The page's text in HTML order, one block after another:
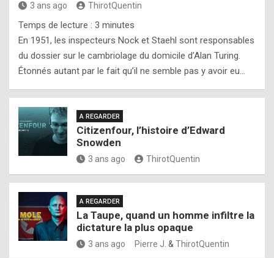
3 ans ago ThirotQuentin
Temps de lecture : 3 minutes
En 1951, les inspecteurs Nock et Staehl sont responsables
du dossier sur le cambriolage du domicile d’Alan Turing.
Étonnés autant par le fait qu’il ne semble pas y avoir eu…
A REGARDER
Citizenfour, l’histoire d’Edward
Snowden
3 ans ago ThirotQuentin
A REGARDER
La Taupe, quand un homme infiltre la
dictature la plus opaque
3 ans ago Pierre J. & ThirotQuentin